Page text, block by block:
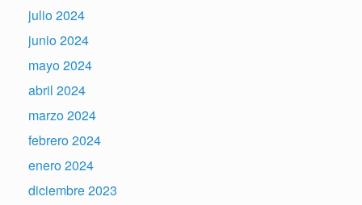
julio 2024
junio 2024
mayo 2024
abril 2024
marzo 2024
febrero 2024
enero 2024
diciembre 2023